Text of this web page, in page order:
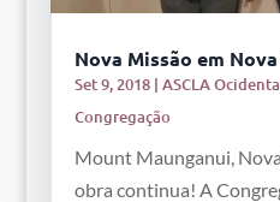
Nova Missão em
Set 9, 2018| ASCLA
Congregação
Mount Maunganui,
obra continua! A